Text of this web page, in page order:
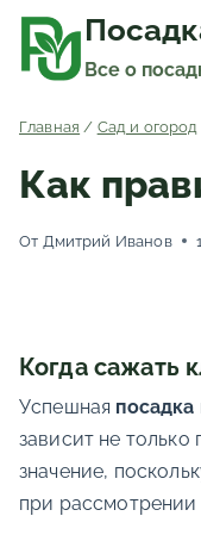
содержимому
Все о
Главная / Сад и огород
Как
От Дмитрий Иванов
Когда сажать
Успешная
зависит не
значение,
при рассмотрении